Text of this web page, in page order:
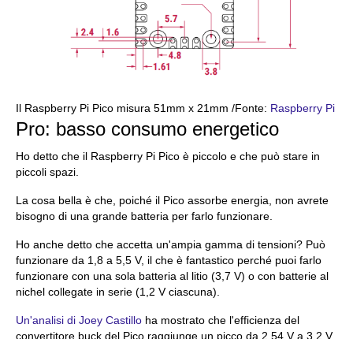
Il Raspberry Pi Pico misura 51mm x 21mm /Fonte: Raspberry Pi
Pro: basso consumo energetico
Ho detto che il Raspberry Pi Pico è piccolo e che può stare in
piccoli spazi.
La cosa bella è che, poiché il Pico assorbe energia, non avrete
bisogno di una grande batteria per farlo funzionare.
Ho anche detto che accetta un'ampia gamma di tensioni? Può
funzionare da 1,8 a 5,5 V, il che è fantastico perché puoi farlo
funzionare con una sola batteria al litio (3,7 V) o con batterie al
nichel collegate in serie (1,2 V ciascuna).
Un'analisi di Joey Castillo ha mostrato che l'efficienza del
convertitore buck del Pico raggiunge un picco da 2,54 V a 3,2 V